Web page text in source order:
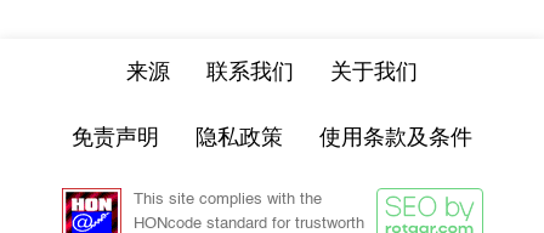
来源 联系我们 关于我们
免责声明 隐私政策 使用条款及条件
This site complies with the
HONcode standard for trustworth